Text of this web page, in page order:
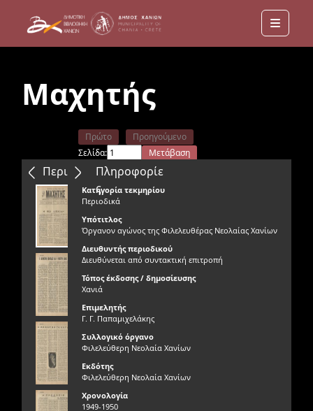
Menu
Μαχητής
Περιεχόμενα
Πρώτο
Προηγούμενο
Σελίδα:
Μετάβαση
Επόμενο
Τελευταίο
Πληροφορίε
ς
Κατηγορία τεκμηρίου
Περιοδικά
Υπότιτλος
Όργανον αγώνος της Φιλελευθέρας Νεολαίας Χανίων
Διευθυντής περιοδικού
Διευθύνεται από συντακτική επιτροπή
Τόπος έκδοσης / δημοσίευσης
Χανιά
Επιμελητής
Γ. Γ. Παπαμιχελάκης
Συλλογικό όργανο
Φιλελεύθερη Νεολαία Χανίων
Εκδότης
Φιλελεύθερη Νεολαία Χανίων
Χρονολογία
1949-1950